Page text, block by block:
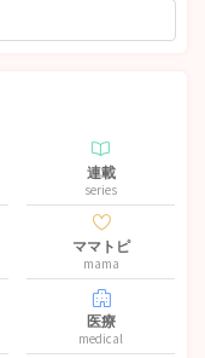
連載
series
ママトピ
mama
医療
medical